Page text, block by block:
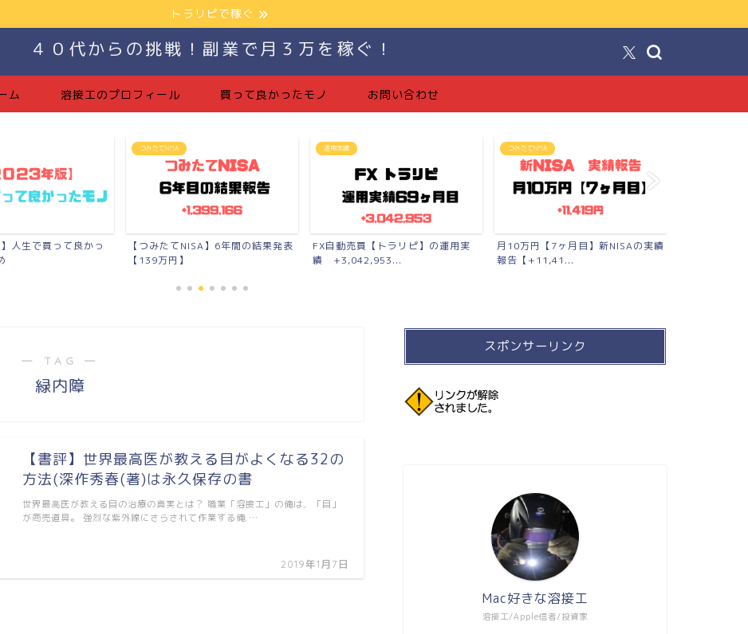
トラリピで稼ぐ
４０代からの挑戦！副業で月３万を稼ぐ！
ム 溶接工のプロフィール 買って良かったモノ お問い合わせ
たてNISA
たてNISA】6年間の結果発表
万円】
運用実績
FX自動売買【トラリピ】の運用実
績 +3,042,953...
月10万円【7ヶ月目】新NISAの実績
報告【+11,41...
FX投資【トラリピ】
【完全版】トラリピの始め方【準備
品〜口座開設〜勉強法まで...
― TAG ―
緑内障
【書評】世界最高医が教える目がよくなる32の
方法(深作秀春(著)は永久保存の書
2019年1月7日
世界最高医が教える目の治療の真実とは？ 職業「溶接工」の俺は，「目」
が商売道具。 強烈な紫外線にさらされて作業する俺 …
スポンサーリンク
溶接工/Apple信者/投資家
Mac好きな溶接工